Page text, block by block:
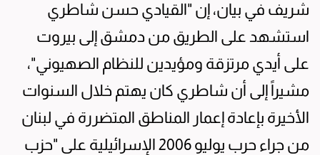
شريف في بيان، إن "القيادي حسن شاطري
استشهد على الطريق من دمشق إلى بيروت
على أيدي مرتزقة ومؤيدين للنظام الصهيوني"،
مشيراً إلى أن شاطري كان يهتم خلال السنوات
الأخيرة بإعادة إعمار المناطق المتضررة في لبنان
من جراء حرب يوليو 2006 الإسرائيلية على "حزب